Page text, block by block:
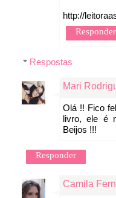
http://
Responder
Respostas
Mari
Olá !! Fico
livro, ele é
Beijos !!!
Responder
Camila